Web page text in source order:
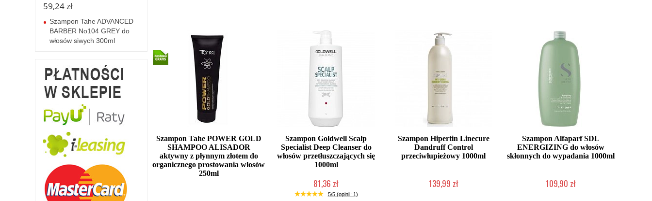
Szampon Tahe POWER GOLD
SHAMPOO ALISADOR
aktywny z płynnym złotem do
organicznego prostowania włosów
250ml
Szampon Goldwell Scalp
Specialist Deep Cleanser do
włosów przetłuszczających się
1000ml
81,36 zł
Duża ilość (wysyłka w 24h)
5/5 (opinii: 1)
Szampon Hipertin Linecure
Dandruff Control
przeciwłupieżowy 1000ml
139,99 zł
Szampon Alfaparf SDL
ENERGIZING do włosów
skłonnych do wypadania 1000ml
109,90 zł
59,24 zł
Szampon Tahe ADVANCED
BARBER No104 GREY do
włosów siwych 300ml